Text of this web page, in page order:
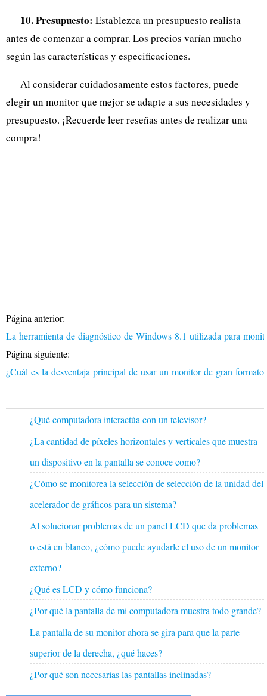
10. Presupuesto: Establezca un presupuesto realista
antes de comenzar a comprar. Los precios varían mucho
según las características y especificaciones.
Al considerar cuidadosamente estos factores, puede
elegir un monitor que mejor se adapte a sus necesidades y
presupuesto. ¡Recuerde leer reseñas antes de realizar una
compra!
Página anterior:
La herramienta de diagnóstico de Windows 8.1 utilizada para
Página siguiente:
¿Cuál es la desventaja principal de usar un monitor de gran
¿Qué computadora interactúa con un televisor?
¿La cantidad de píxeles horizontales y verticales que muestra
un dispositivo en la pantalla se conoce como?
¿Cómo se monitorea la selección de selección de la unidad del
acelerador de gráficos para un sistema?
Al solucionar problemas de un panel LCD que da problemas
o está en blanco, ¿cómo puede ayudarle el uso de un monitor
externo?
¿Qué es LCD y cómo funciona?
¿Por qué la pantalla de mi computadora muestra todo grande?
La pantalla de su monitor ahora se gira para que la parte
superior de la derecha, ¿qué haces?
¿Por qué son necesarias las pantallas inclinadas?